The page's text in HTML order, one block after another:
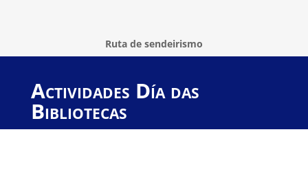
Ruta de sendeirismo
Actividades Día das
Bibliotecas